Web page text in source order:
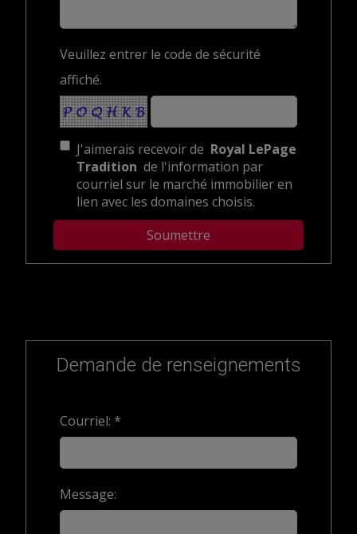
Veuillez entrer le code de sécurité
affiché.
J'aimerais recevoir de Royal LePage
Tradition de l'information par
courriel sur le marché immobilier en
lien avec les domaines choisis.
Demande de renseignements
Courriel: *
Message: